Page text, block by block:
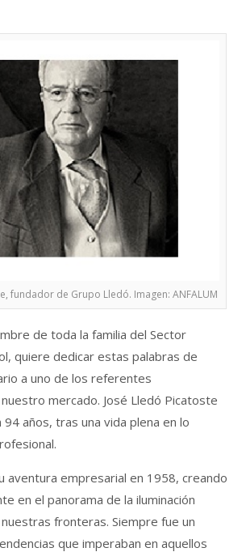
fundador de Grupo Lledó. Imagen: ANFALUM
de toda la familia del Sector
quiere dedicar estas palabras de
a uno de los referentes
mercado. José Lledó Picatoste
años, tras una vida plena en lo
aventura empresarial en 1958, creando
en el panorama de la iluminación
fronteras. Siempre fue un
que imperaban en aquellos